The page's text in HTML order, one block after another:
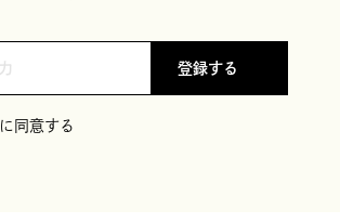
登録する
に同意する